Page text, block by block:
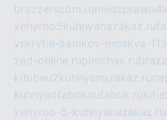
brazzerscom.ru
xehyroo5kuhnyanazakaz.ru
vskrytie-zamkov-moskva-
zed-online.rupimchax.ru
kitubeu2kuhnyanazakaz.ru
kuhnyaofabrikaufabrik.ru
xehyroo-5-kuhnyanazakaz.ru